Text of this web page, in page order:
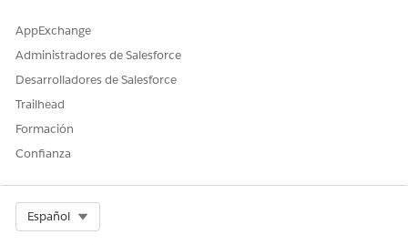
AppExchange
Administradores de Salesforce
Desarrolladores de Salesforce
Trailhead
Formación
Confianza
Español